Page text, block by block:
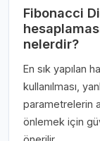
Fibonacci
nelerdir?
En sık yapılan
kullanılması,
parametrelerin
önlemek için